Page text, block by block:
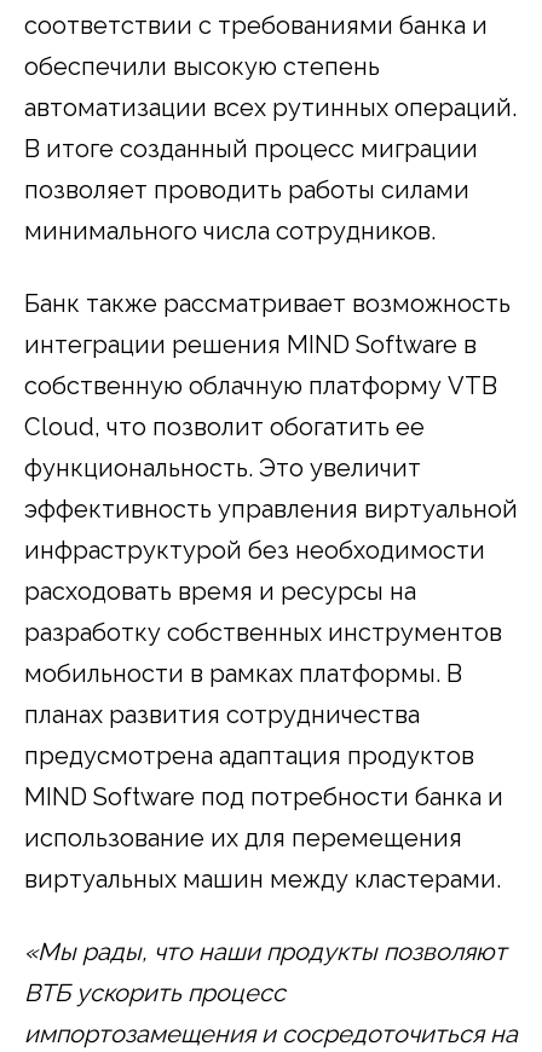
соответствии с требованиями банка и
обеспечили высокую степень
автоматизации всех рутинных операций.
В итоге созданный процесс миграции
позволяет проводить работы силами
минимального числа сотрудников.
Банк также рассматривает возможность
интеграции решения MIND Software в
собственную облачную платформу VTB
Cloud, что позволит обогатить ее
функциональность. Это увеличит
эффективность управления виртуальной
инфраструктурой без необходимости
расходовать время и ресурсы на
разработку собственных инструментов
мобильности в рамках платформы. В
планах развития сотрудничества
предусмотрена адаптация продуктов
MIND Software под потребности банка и
использование их для перемещения
виртуальных машин между кластерами.
«Мы рады, что наши продукты позволяют
ВТБ ускорить процесс
импортозамещения и сосредоточиться на